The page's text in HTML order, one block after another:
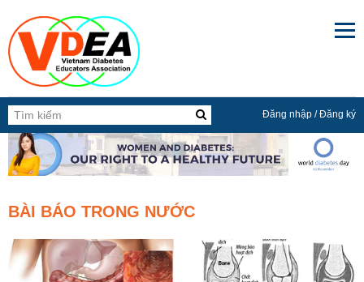
 Đăng nhập/Đăng ký
BÀI BÁO TRONG NƯỚC